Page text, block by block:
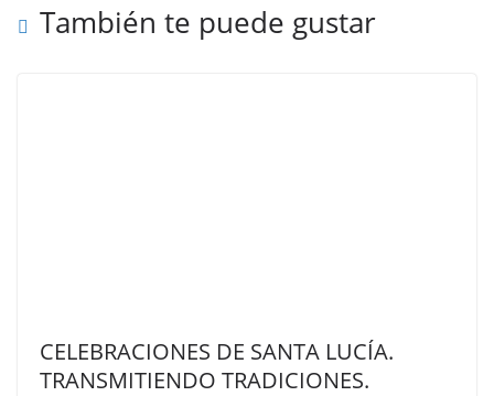
También te puede gustar
CELEBRACIONES DE SANTA LUCÍA.
TRANSMITIENDO TRADICIONES.